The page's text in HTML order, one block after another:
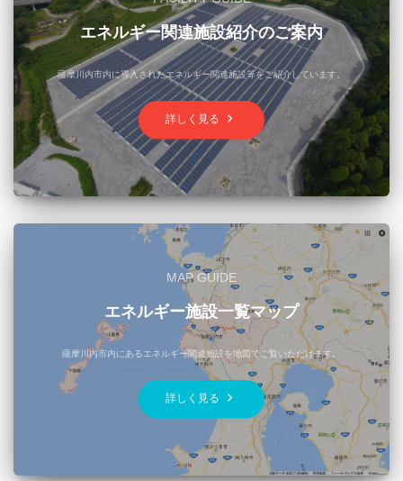
エネルギー関連施設紹介のご案内
薩摩川内市内に導入されたエネルギー関連施設等をご紹介しています。
詳しく見る keyboard_arrow_right
MAP GUIDE
エネルギー施設一覧マップ
薩摩川内市内にあるエネルギー関連施設を地図でご覧いただけます。
詳しく見る keyboard_arrow_right